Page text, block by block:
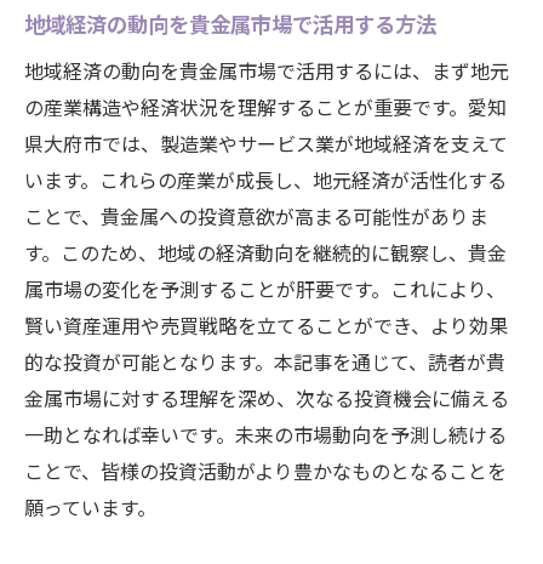
地域経済の動向を貴金属市場で活用する方法
地域経済の動向を貴金属市場で活用するには、まず地元
の産業構造や経済状況を理解することが重要です。愛知
県大府市では、製造業やサービス業が地域経済を支えて
います。これらの産業が成長し、地元経済が活性化する
ことで、貴金属への投資意欲が高まる可能性がありま
す。このため、地域の経済動向を継続的に観察し、貴金
属市場の変化を予測することが肝要です。これにより、
賢い資産運用や売買戦略を立てることができ、より効果
的な投資が可能となります。本記事を通じて、読者が貴
金属市場に対する理解を深め、次なる投資機会に備える
一助となれば幸いです。未来の市場動向を予測し続ける
ことで、皆様の投資活動がより豊かなものとなることを
願っています。